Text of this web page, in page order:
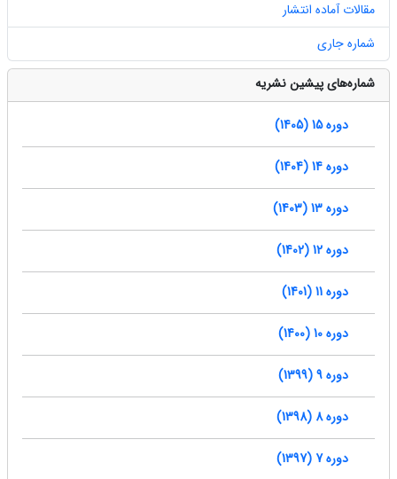
مقالات آماده انتشار
شماره جاری
شماره‌های پیشین نشریه
دوره 15 (1405)
دوره 14 (1404)
دوره 13 (1403)
دوره 12 (1402)
دوره 11 (1401)
دوره 10 (1400)
دوره 9 (1399)
دوره 8 (1398)
دوره 7 (1397)